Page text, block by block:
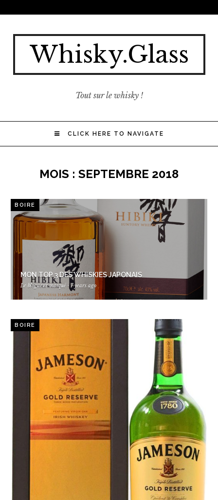
Whisky.Glass
Tout sur le whisky !
CLICK HERE TO NAVIGATE
MOIS : SEPTEMBRE 2018
BOIRE
MON TOP 3 DES WHISKIES JAPONAIS
Le blogueur masqué · 7 years ago
BOIRE